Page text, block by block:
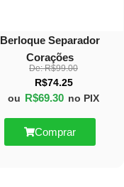
Berloque Separador
Corações
De:R$99.00
R$74.25
ou R$69.30 no PIX
Comprar